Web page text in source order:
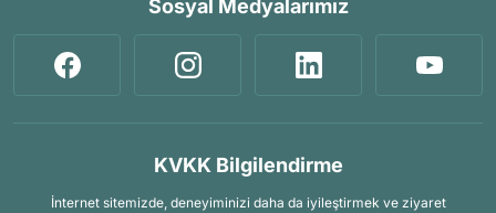
Sosyal Medyalarımız
KVKK Bilgilendirme
İnternet sitemizde, deneyiminizi daha da iyileştirmek ve ziyaret